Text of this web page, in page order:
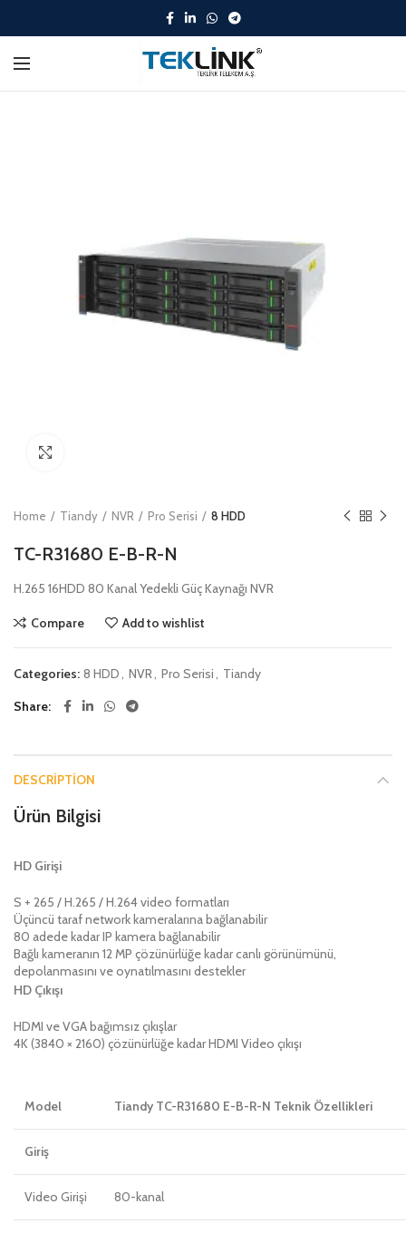
Home Tiandy NVR Pro Serisi 8 HDD
TC-R31680 E-B-R-N
H.265 16HDD 80 Kanal Yedekli Güç Kaynağı NVR
Compare Add to wishlist
Categories: 8 HDD, NVR, Pro Serisi, Tiandy
Share
DESCRIPTION
Ürün Bilgisi
HD Girişi
S + 265 / H.265 / H.264 video formatları
Üçüncü taraf network kameralarına bağlanabilir
80 adede kadar IP kamera bağlanabilir
Bağlı kameranın 12 MP çözünürlüğe kadar canlı görünümünü,
depolanmasını ve oynatılmasını destekler
HD Çıkışı
HDMI ve VGA bağımsız çıkışlar
4K (3840 × 2160) çözünürlüğe kadar HDMI Video çıkışı
Model Tiandy TC-R31680 E-B-R-N Teknik Özellikleri
Giriş
Video Girişi 80-kanal